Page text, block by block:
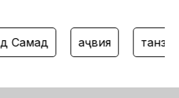
ҳаҷвия танз